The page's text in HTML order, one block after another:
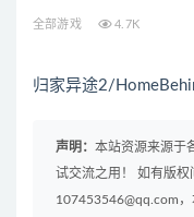
全部游戏 4.7K
归家异途2/
声明： 本站资源来源于
试交流之用！ 如有版
107453546@qq.com，